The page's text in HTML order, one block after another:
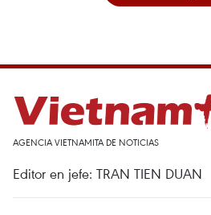
AGENCIA VIETNAMITA DE NOTICIAS
Editor en jefe: TRAN TIEN DUAN